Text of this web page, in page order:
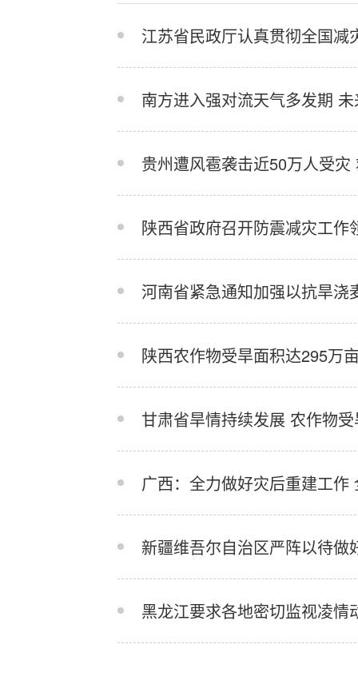
江苏省民政厅认真贯彻全国
南方进入强对流天气多发期
贵州遭风雹袭击近50万人受
陕西省政府召开防震减灾工作
河南省紧急通知加强以抗旱浇
陕西农作物受旱面积达295万
甘肃省旱情持续发展 农作物
广西：全力做好灾后重建工作
新疆维吾尔自治区严阵以待做
黑龙江要求各地密切监视凌情